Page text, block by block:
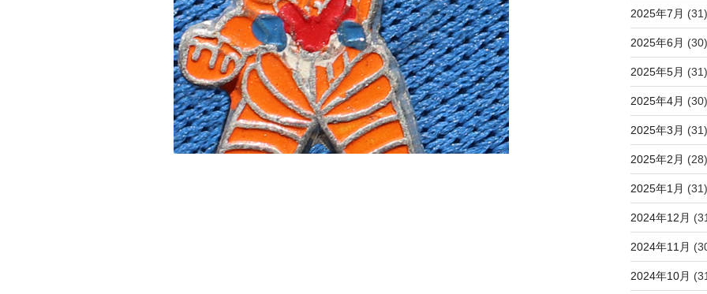
2025年7月 (31)
2025年6月 (30)
2025年5月 (31)
2025年4月 (30)
2025年3月 (31)
2025年2月 (28)
2025年1月 (31)
2024年12月
2024年11月
2024年10月